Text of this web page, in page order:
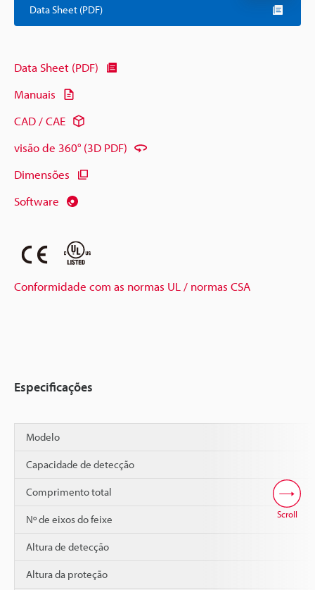
Data Sheet (PDF)
Data Sheet (PDF)
Manuais
CAD / CAE
visão de 360° (3D PDF)
Dimensões
Software
Conformidade com as normas UL / normas CSA
Especificações
Modelo
Capacidade de detecção
Comprimento total
Nº de eixos do feixe
Altura de detecção
Altura da proteção
Scroll